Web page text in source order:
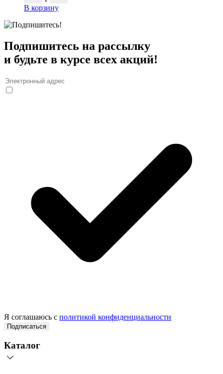
В корзину
Подпишитесь на рассылку
и будьте в курсе всех акций!
Я соглашаюсь с политикой конфиденциальности
Подписаться
Каталог